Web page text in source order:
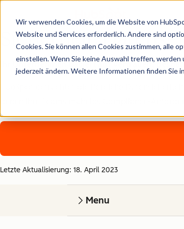
Wir verwenden Cookies, um die Website von
Website und Services erforderlich. Andere sind
Cookies. Sie können allen Cookies zustimmen, alle
einstellen. Wenn Sie keine Auswahl treffen,
jederzeit ändern. Weitere Informationen finden Sie
Sicherheit,
Ihr Unternehmen basiert auf Vertrauen,
HubSpot betrachtet die Bereiche
denen Ihre Teams mühelos Compliance-
Letzte Aktualisierung: 18. April 2023
Menu